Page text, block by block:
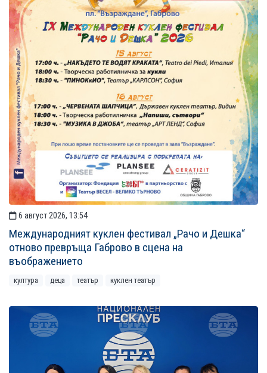
6 август 2026, 13:54
Международният куклен фестивал „Рачо и Дешка“
отново превръща Габрово в сцена на
въображението
култура деца театър куклен театър